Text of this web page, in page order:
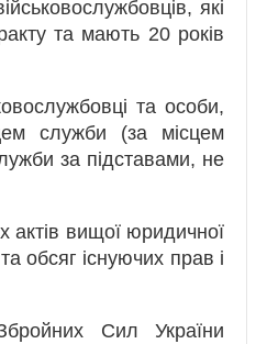
які
та мають 20 років
та особи,
служби (за місцем
за підставами, не
актів вищої юридичної
обсяг існуючих прав і
Сил України